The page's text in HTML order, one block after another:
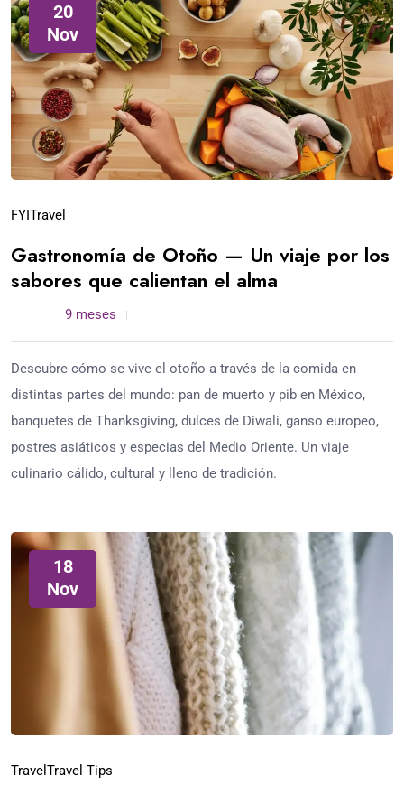
20
Nov
FYI Travel
Gastronomía de Otoño — Un viaje por los
sabores que calientan el alma
9 meses
Descubre cómo se vive el otoño a través de la comida en
distintas partes del mundo: pan de muerto y pib en México,
banquetes de Thanksgiving, dulces de Diwali, ganso europeo,
postres asiáticos y especias del Medio Oriente. Un viaje
culinario cálido, cultural y lleno de tradición.
18
Nov
Travel Travel Tips